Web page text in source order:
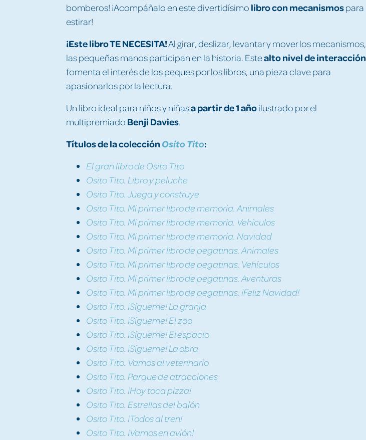
bomberos! ¡Acompáñalo en este divertidísimo libro con mecanismospara
estirar!
¡Este libro TE NECESITA!Al girar, deslizar, levantar y mover los mecanismos,
las pequeñas manos participan en la historia. Estealto nivel de interacción
fomenta el interés de los peques por los libros, una pieza clave para
apasionarlos por la lectura.
Un libro ideal para niños y niñasa partir de 1 añoilustrado por el
multipremiado Benji Davies.
Títulos de la colección Osito Tito:
El gran libro de Osito Tito
Osito Tito. Libro y peluche
Osito Tito. Juega y construye
Osito Tito. Mi primer libro de memoria. Animales
Osito Tito. Mi primer libro de memoria. Vehículos
Osito Tito. Mi primer libro de memoria. Navidad
Osito Tito. Mi primer libro de pegatinas. Animales
Osito Tito. Mi primer libro de pegatinas. Vehículos
Osito Tito. Mi primer libro de pegatinas. Aventuras
Osito Tito. Mi primer libro de pegatinas. ¡Feliz Navidad!
Osito Tito. ¡Sígueme! La granja
Osito Tito. ¡Sígueme! El zoo
Osito Tito. ¡Sígueme! El espacio
Osito Tito. ¡Sígueme! La obra
Osito Tito. Vamos al veterinario
Osito Tito. Parque de atracciones
Osito Tito. ¡Hoy toca pizza!
Osito Tito. Estrellas del balón
Osito Tito. ¡Todos al tren!
Osito Tito. ¡Vamos en avión!